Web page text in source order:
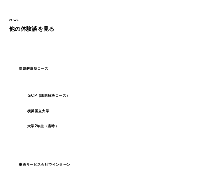
Others
他の体験談を見る
課題解決型コース
GCP（課題解決コース）
横浜国立大学
大学2年生（当時）
車両サービス会社でインターン